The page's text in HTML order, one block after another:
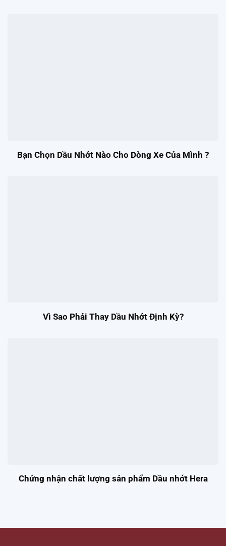
Bạn Chọn Dầu Nhớt Nào Cho Dòng Xe Của Mình ?
Vì Sao Phải Thay Dầu Nhớt Định Kỳ?
Chứng nhận chất lượng sản phẩm Dầu nhớt Hera